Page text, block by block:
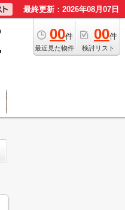
最終更新：2026年08月07日
00件
最近見た物件
00件
検討リスト